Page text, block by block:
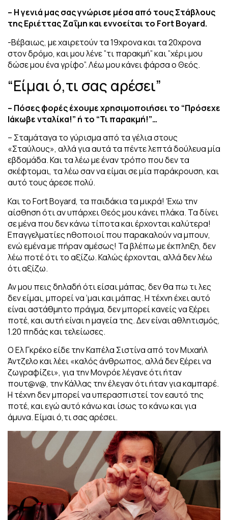
– Η γενιά μας σας γνώρισε μέσα από τους Στάβλους
της Εριέττας Ζαΐμη και εννοείται το Fort Boyard.
-Βέβαιως, με χαιρετούν τα 19χρονα και τα 20χρονα
στον δρόμο, και μου λένε ”τι παρακμή” και ”χέρι μου
δώσε μου ένα γρίφο”. Λέω μου κάνει φάρσα ο Θεός.
“Είμαι ό,τι σας αρέσει”
– Πόσες φορές έχουμε χρησιμοποιήσει το “Πρόσεχε
Ιάκωβε νταλίκα!” ή το “Τι παρακμή!”…
– Σταμάταγα το γύρισμα από τα γέλια στους
«Σταύλους», αλλά για αυτά τα πέντε λεπτά δούλευα μία
εβδομάδα. Και τα λέω με έναν τρόπο που δεν τα
σκέφτομαι, τα λέω σαν να είμαι σε μία παράκρουση, και
αυτό τους άρεσε πολύ.
Και το Fort Boyard, τα παιδάκια τα μικρά! Έχω την
αίσθηση ότι αν υπάρχει Θεός μου κάνει πλάκα. Τα δίνει
σε μένα που δεν κάνω τίποτα και έρχονται καλύτερα!
Επαγγελματίες ηθοποιοί που παρακαλούν να μπουν,
ενώ εμένα με πήραν αμέσως! Τα βλέπω με έκπληξη, δεν
λέω ποτέ ότι το αξίζω. Καλώς έρχονται, αλλά δεν λέω
ότι αξίζω.
Αν μου πεις δηλαδή ότι είσαι μάπας, δεν θα πω τι λες
δεν είμαι, μπορεί να ‘μαι και μάπας. Η τέχνη έχει αυτό
είναι αστάθμητο πράγμα, δεν μπορεί κανείς να ξέρει
ποτέ, και αυτή είναι η μαγεία της. Δεν είναι αθλητισμός,
1.20 πηδάς και τελείωσες.
Ο Ελ Γκρέκο είδε την Καπέλα Σιστίνα από τον Μιχαήλ
Άντζελο και λέει «καλός άνθρωπος, αλλά δεν ξέρει να
ζωγραφίζει», για την Μονρόε λέγανε ότι ήταν
πουτ@ν@, την Κάλλας την έλεγαν ότι ήταν για καμπαρέ.
Η τέχνη δεν μπορεί να υπερασπιστεί τον εαυτό της
ποτέ, και εγώ αυτό κάνω και ίσως το κάνω και για
άμυνα. Είμαι ό,τι σας αρέσει.